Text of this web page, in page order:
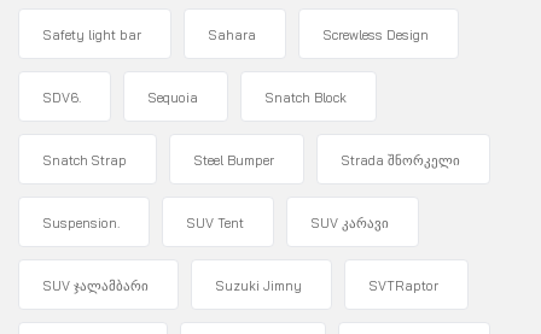
Safety light bar Sahara Screwless Design
SDV6. Sequoia Snatch Block
Snatch Strap Steel Bumper Strada შნორკელი
Suspension. SUV Tent SUV კარავი
SUV ჯალამბარი Suzuki Jimny SVTRaptor